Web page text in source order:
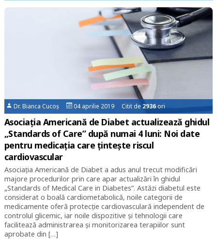
Dr. Bianca Cucoș 04 aprilie 2019 Citit de 2936ori
Asociația Americană de Diabet actualizează ghidul
„Standards of Care” după numai 4 luni: Noi date
pentru medicația care țintește riscul
cardiovascular
Asociația Americană de Diabet a adus anul trecut modificări
majore procedurilor prin care apar actualizări în ghidul
„Standards of Medical Care in Diabetes”. Astăzi diabetul este
considerat o boală cardiometabolică, noile categorii de
medicamente oferă protecție cardiovasculară independent de
controlul glicemic, iar noile dispozitive și tehnologii care
facilitează administrarea și monitorizarea terapiilor sunt
aprobate din […]